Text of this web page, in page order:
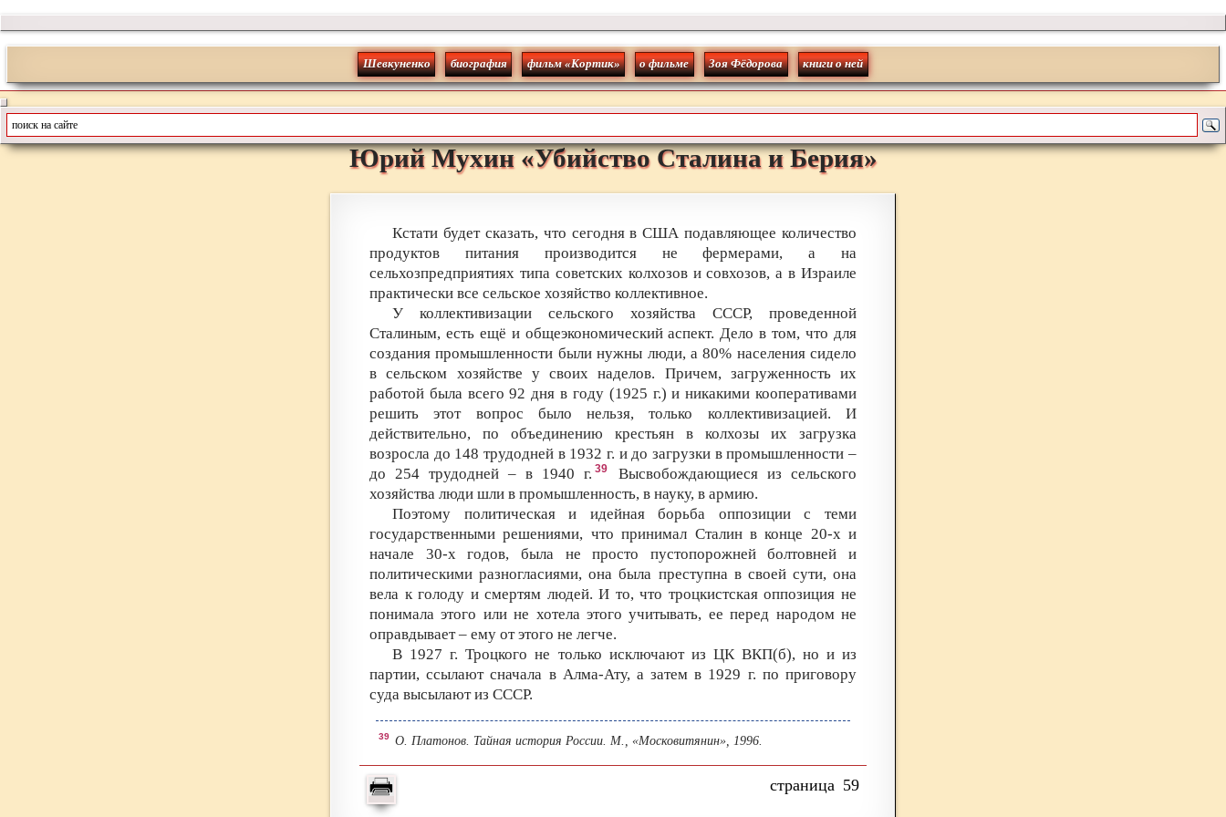
Шевкуненко биография фильм «Кортик» о фильме Зоя Фёдорова книги о ней
Юрий Мухин«Убийство Сталина и Берия»
Кстати будет сказать, что сегодня в США подавляющее количество
продуктов питания производится не фермерами, а на
сельхозпредприятиях типа советских колхозов и совхозов, а в Израиле
практически все сельское хозяйство коллективное.
У коллективизации сельского хозяйства СССР, проведенной
Сталиным, есть ещё и общеэкономический аспект. Дело в том, что для
создания промышленности были нужны люди, а 80% населения сидело
в сельском хозяйстве у своих наделов. Причем, загруженность их
работой была всего 92 дня в году (1925 г.) и никакими кооперативами
решить этот вопрос было нельзя, только коллективизацией. И
действительно, по объединению крестьян в колхозы их загрузка
возросла до 148 трудодней в 1932 г. и до загрузки в промышленности –
до 254 трудодней – в 1940 г. 39
Высвобождающиеся из сельского
хозяйства люди шли в промышленность, в науку, в армию.
Поэтому политическая и идейная борьба оппозиции с теми
государственными решениями, что принимал Сталин в конце 20-х и
начале 30-х годов, была не просто пустопорожней болтовней и
политическими разногласиями, она была преступна в своей сути, она
вела к голоду и смертям людей. И то, что троцкистская оппозиция не
понимала этого или не хотела этого учитывать, ее перед народом не
оправдывает – ему от этого не легче.
В 1927 г. Троцкого не только исключают из ЦК ВКП(б), но и из
партии, ссылают сначала в Алма-Ату, а затем в 1929 г. по приговору
суда высылают из СССР.
39 О. Платонов. Тайная история России. М., «Московитянин», 1996.
59